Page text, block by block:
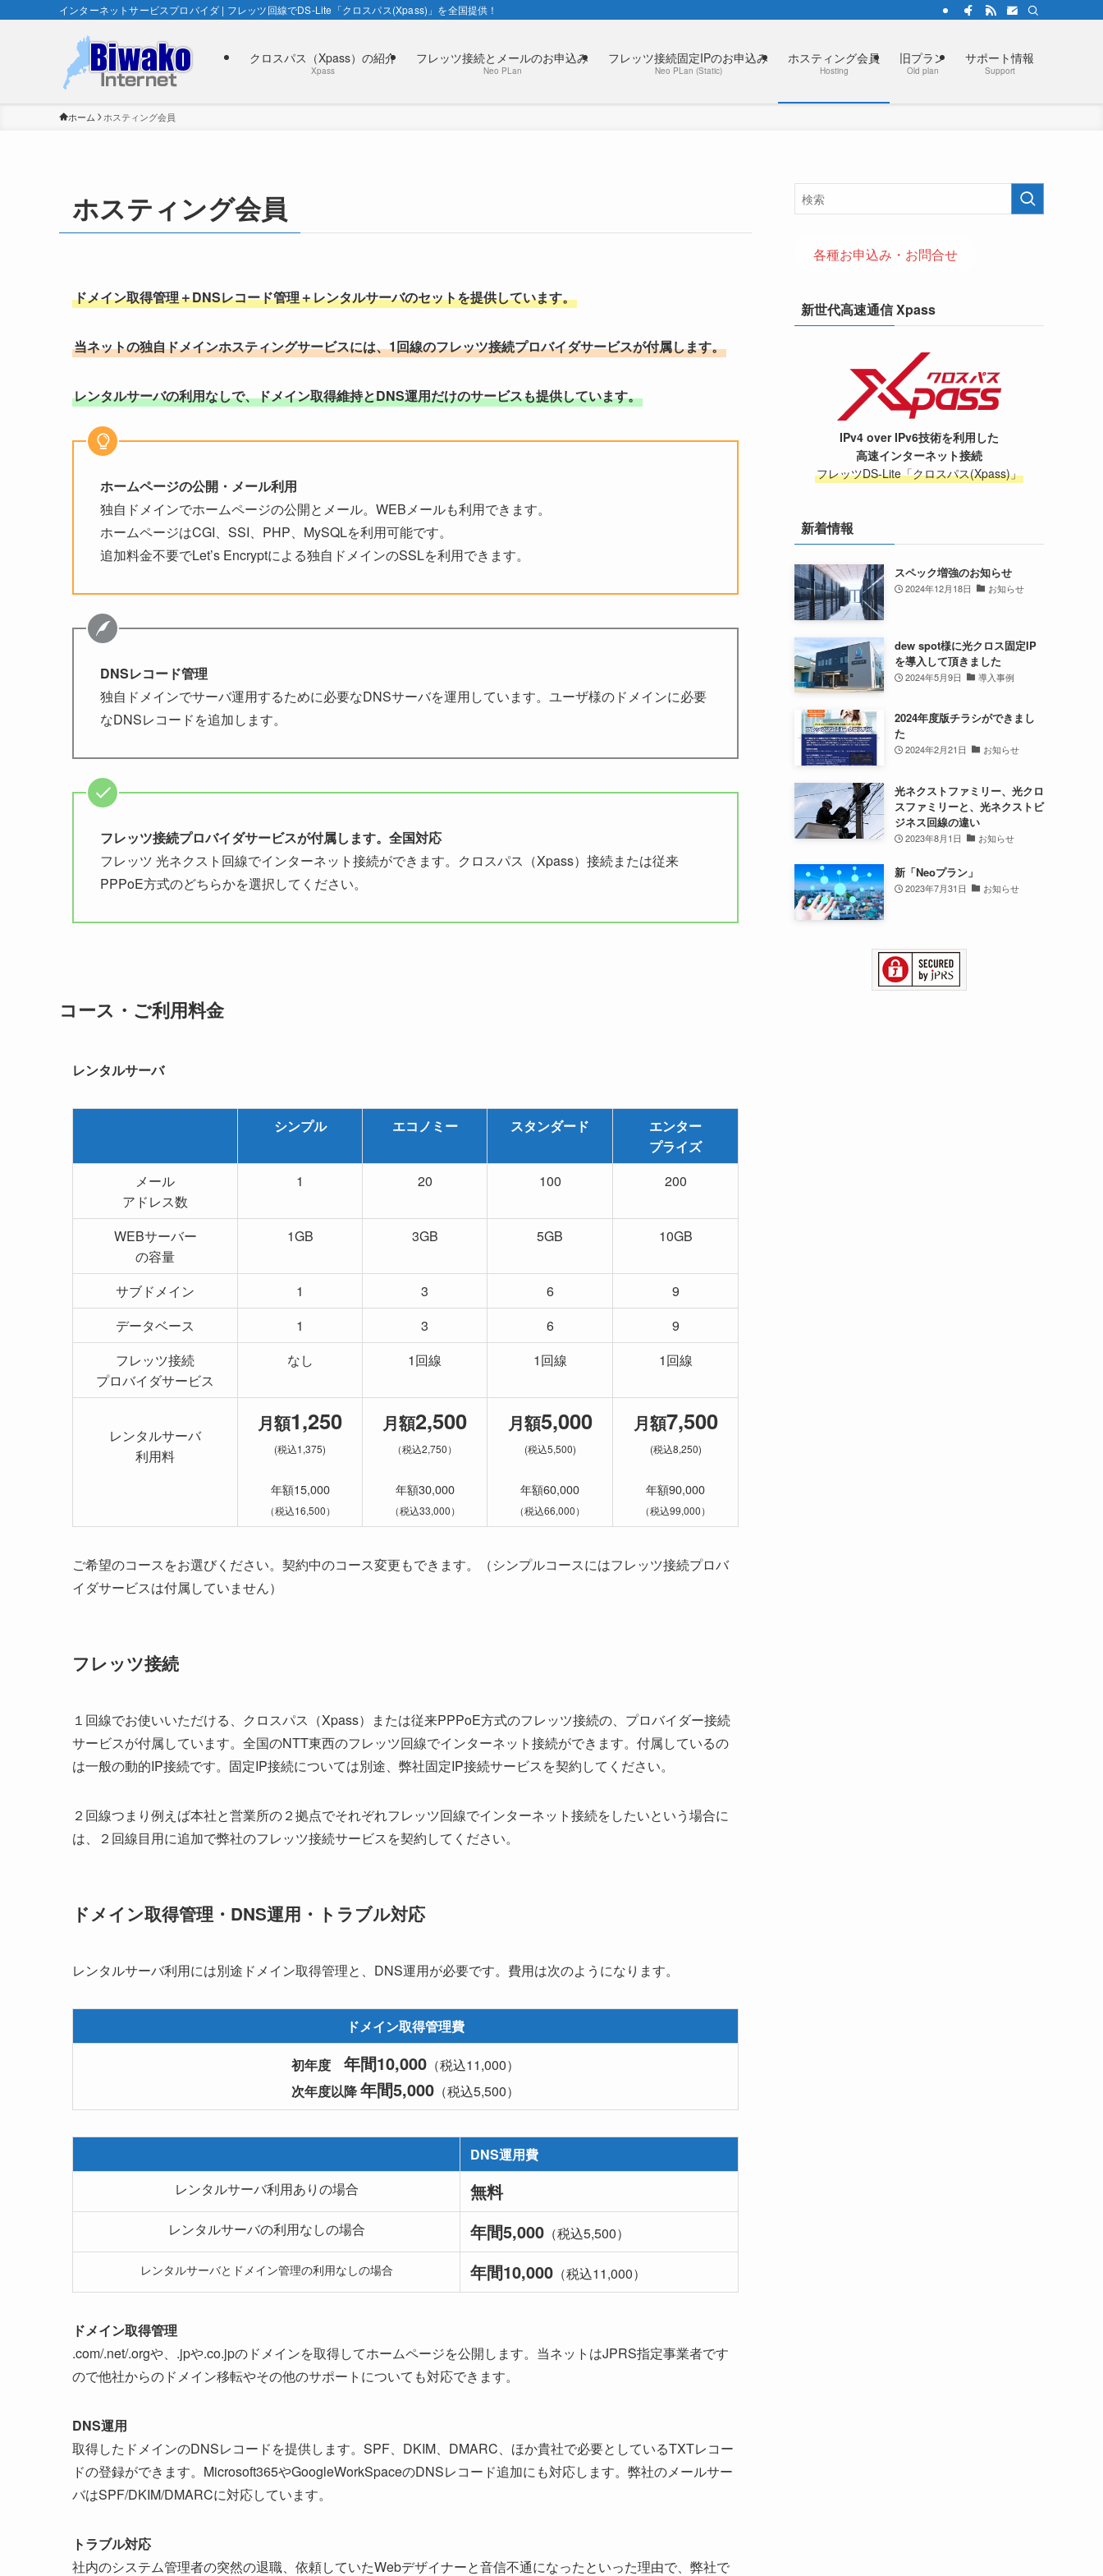
インターネットサービスプロバイダ | フレッツ回線でDS-Lite「クロスパス(Xpass)」を全国提供！
クロスパス（Xpass）の紹介
Xpass
フレッツ接続とメールのお申込み
Neo PLan
フレッツ接続固定IPのお申込み
Neo PLan (Static)
ホスティング会員
Hosting
旧プラン
Old plan
サポート情報
Support
ホーム ホスティング会員
ホスティング会員
ドメイン取得管理＋DNSレコード管理＋レンタルサーバのセットを提供しています。
当ネットの独自ドメインホスティングサービスには、1回線のフレッツ接続プロバイダサービスが付属します。
レンタルサーバの利用なしで、ドメイン取得維持とDNS運用だけのサービスも提供しています。
ホームページの公開・メール利用
独自ドメインでホームページの公開とメール。WEBメールも利用できます。
ホームページはCGI、SSI、PHP、MySQLを利用可能です。
追加料金不要でLet’s Encryptによる独自ドメインのSSLを利用できます。
DNSレコード管理
独自ドメインでサーバ運用するために必要なDNSサーバを運用しています。ユーザ様のドメインに必要
なDNSレコードを追加します。
フレッツ接続プロバイダサービスが付属します。全国対応
フレッツ 光ネクスト回線でインターネット接続ができます。クロスパス（Xpass）接続または従来
PPPoE方式のどちらかを選択してください。
コース・ご利用料金
レンタルサーバ
シンプル エコノミー スタンダード
エンター
プライズ
メール
アドレス数
1 20 100 200
WEBサーバー
の容量
1GB 3GB 5GB 10GB
サブドメイン 1 3 6
9
データベース
1 3 6
9
フレッツ接続
プロバイダサービス
なし 1回線 1回線 1回線
レンタルサーバ
利用料
月額1,250
(税込1,375)
年額15,000
（税込16,500）
月額2,500
（税込2,750）
年額30,000
（税込33,000）
月額5,000
(税込5,500)
年額60,000
（税込66,000）
月額7,500
(税込8,250)
年額90,000
（税込99,000）
ご希望のコースをお選びください。契約中のコース変更もできます。（シンプルコースにはフレッツ接続プロバ
イダサービスは付属していません）
フレッツ接続
１回線でお使いいただける、クロスパス（Xpass）または従来PPPoE方式のフレッツ接続の、プロバイダー接続
サービスが付属しています。全国のNTT東西のフレッツ回線でインターネット接続ができます。付属しているの
は一般の動的IP接続です。固定IP接続については別途、弊社固定IP接続サービスを契約してください。
２回線つまり例えば本社と営業所の２拠点でそれぞれフレッツ回線でインターネット接続をしたいという場合に
は、２回線目用に追加で弊社のフレッツ接続サービスを契約してください。
ドメイン取得管理・DNS運用・トラブル対応
レンタルサーバ利用には別途ドメイン取得管理と、DNS運用が必要です。費用は次のようになります。
ドメイン取得管理費
初年度 年間10,000 （税込11,000）
次年度以降年間5,000 （税込5,500）
DNS運用費
レンタルサーバ利用ありの場合
無料
レンタルサーバの利用なしの場合 年間5,000 （税込5,500）
レンタルサーバとドメイン管理の利用なしの場合 年間10,000 （税込11,000）
ドメイン取得管理
.com/.net/.orgや、.jpや.co.jpのドメインを取得してホームページを公開します。当ネットはJPRS指定事業者です
ので他社からのドメイン移転やその他のサポートについても対応できます。
DNS運用
取得したドメインのDNSレコードを提供します。SPF、DKIM、DMARC、ほか貴社で必要としているTXTレコー
ドの登録ができます。Microsoft365やGoogleWorkSpaceのDNSレコード追加にも対応します。弊社のメールサー
バはSPF/DKIM/DMARCに対応しています。
トラブル対応
社内のシステム管理者の突然の退職、依頼していたWebデザイナーと音信不通になったといった理由で、弊社で
各種お申込み・お問合せ
新世代高速通信 Xpass
IPv4 over IPv6技術を利用した
高速インターネット接続
フレッツDS-Lite「クロスパス(Xpass)」
新着情報
スペック増強のお知らせ
2024年12月18日 お知らせ
dew spot様に光クロス固定IP
を導入して頂きました
2024年5月9日 導入事例
2024年度版チラシができまし
た
2024年2月21日 お知らせ
光ネクストファミリー、光クロ
スファミリーと、光ネクストビ
ジネス回線の違い
2023年8月1日 お知らせ
新「Neoプラン」
2023年7月31日 お知らせ